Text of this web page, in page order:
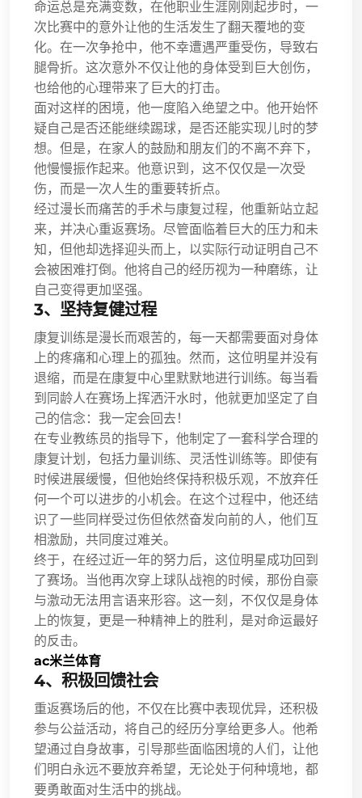
命运总是充满变数，在他职业生涯刚刚起步时，一
次比赛中的意外让他的生活发生了翻天覆地的变
化。在一次争抢中，他不幸遭遇严重受伤，导致右
腿骨折。这次意外不仅让他的身体受到巨大创伤，
也给他的心理带来了巨大的打击。
面对这样的困境，他一度陷入绝望之中。他开始怀
疑自己是否还能继续踢球，是否还能实现儿时的梦
想。但是，在家人的鼓励和朋友们的不离不弃下，
他慢慢振作起来。他意识到，这不仅仅是一次受
伤，而是一次人生的重要转折点。
经过漫长而痛苦的手术与康复过程，他重新站立起
来，并决心重返赛场。尽管面临着巨大的压力和未
知，但他却选择迎头而上，以实际行动证明自己不
会被困难打倒。他将自己的经历视为一种磨练，让
自己变得更加坚强。
3、坚持复健过程
康复训练是漫长而艰苦的，每一天都需要面对身体
上的疼痛和心理上的孤独。然而，这位明星并没有
退缩，而是在康复中心里默默地进行训练。每当看
到同龄人在赛场上挥洒汗水时，他就更加坚定了自
己的信念：我一定会回去！
在专业教练员的指导下，他制定了一套科学合理的
康复计划，包括力量训练、灵活性训练等。即使有
时候进展缓慢，但他始终保持积极乐观，不放弃任
何一个可以进步的小机会。在这个过程中，他还结
识了一些同样受过伤但依然奋发向前的人，他们互
相激励，共同度过难关。
终于，在经过近一年的努力后，这位明星成功回到
了赛场。当他再次穿上球队战袍的时候，那份自豪
与激动无法用言语来形容。这一刻，不仅仅是身体
上的恢复，更是一种精神上的胜利，是对命运最好
的反击。
ac米兰体育
4、积极回馈社会
重返赛场后的他，不仅在比赛中表现优异，还积极
参与公益活动，将自己的经历分享给更多人。他希
望通过自身故事，引导那些面临困境的人们，让他
们明白永远不要放弃希望，无论处于何种境地，都
要勇敢面对生活中的挑战。